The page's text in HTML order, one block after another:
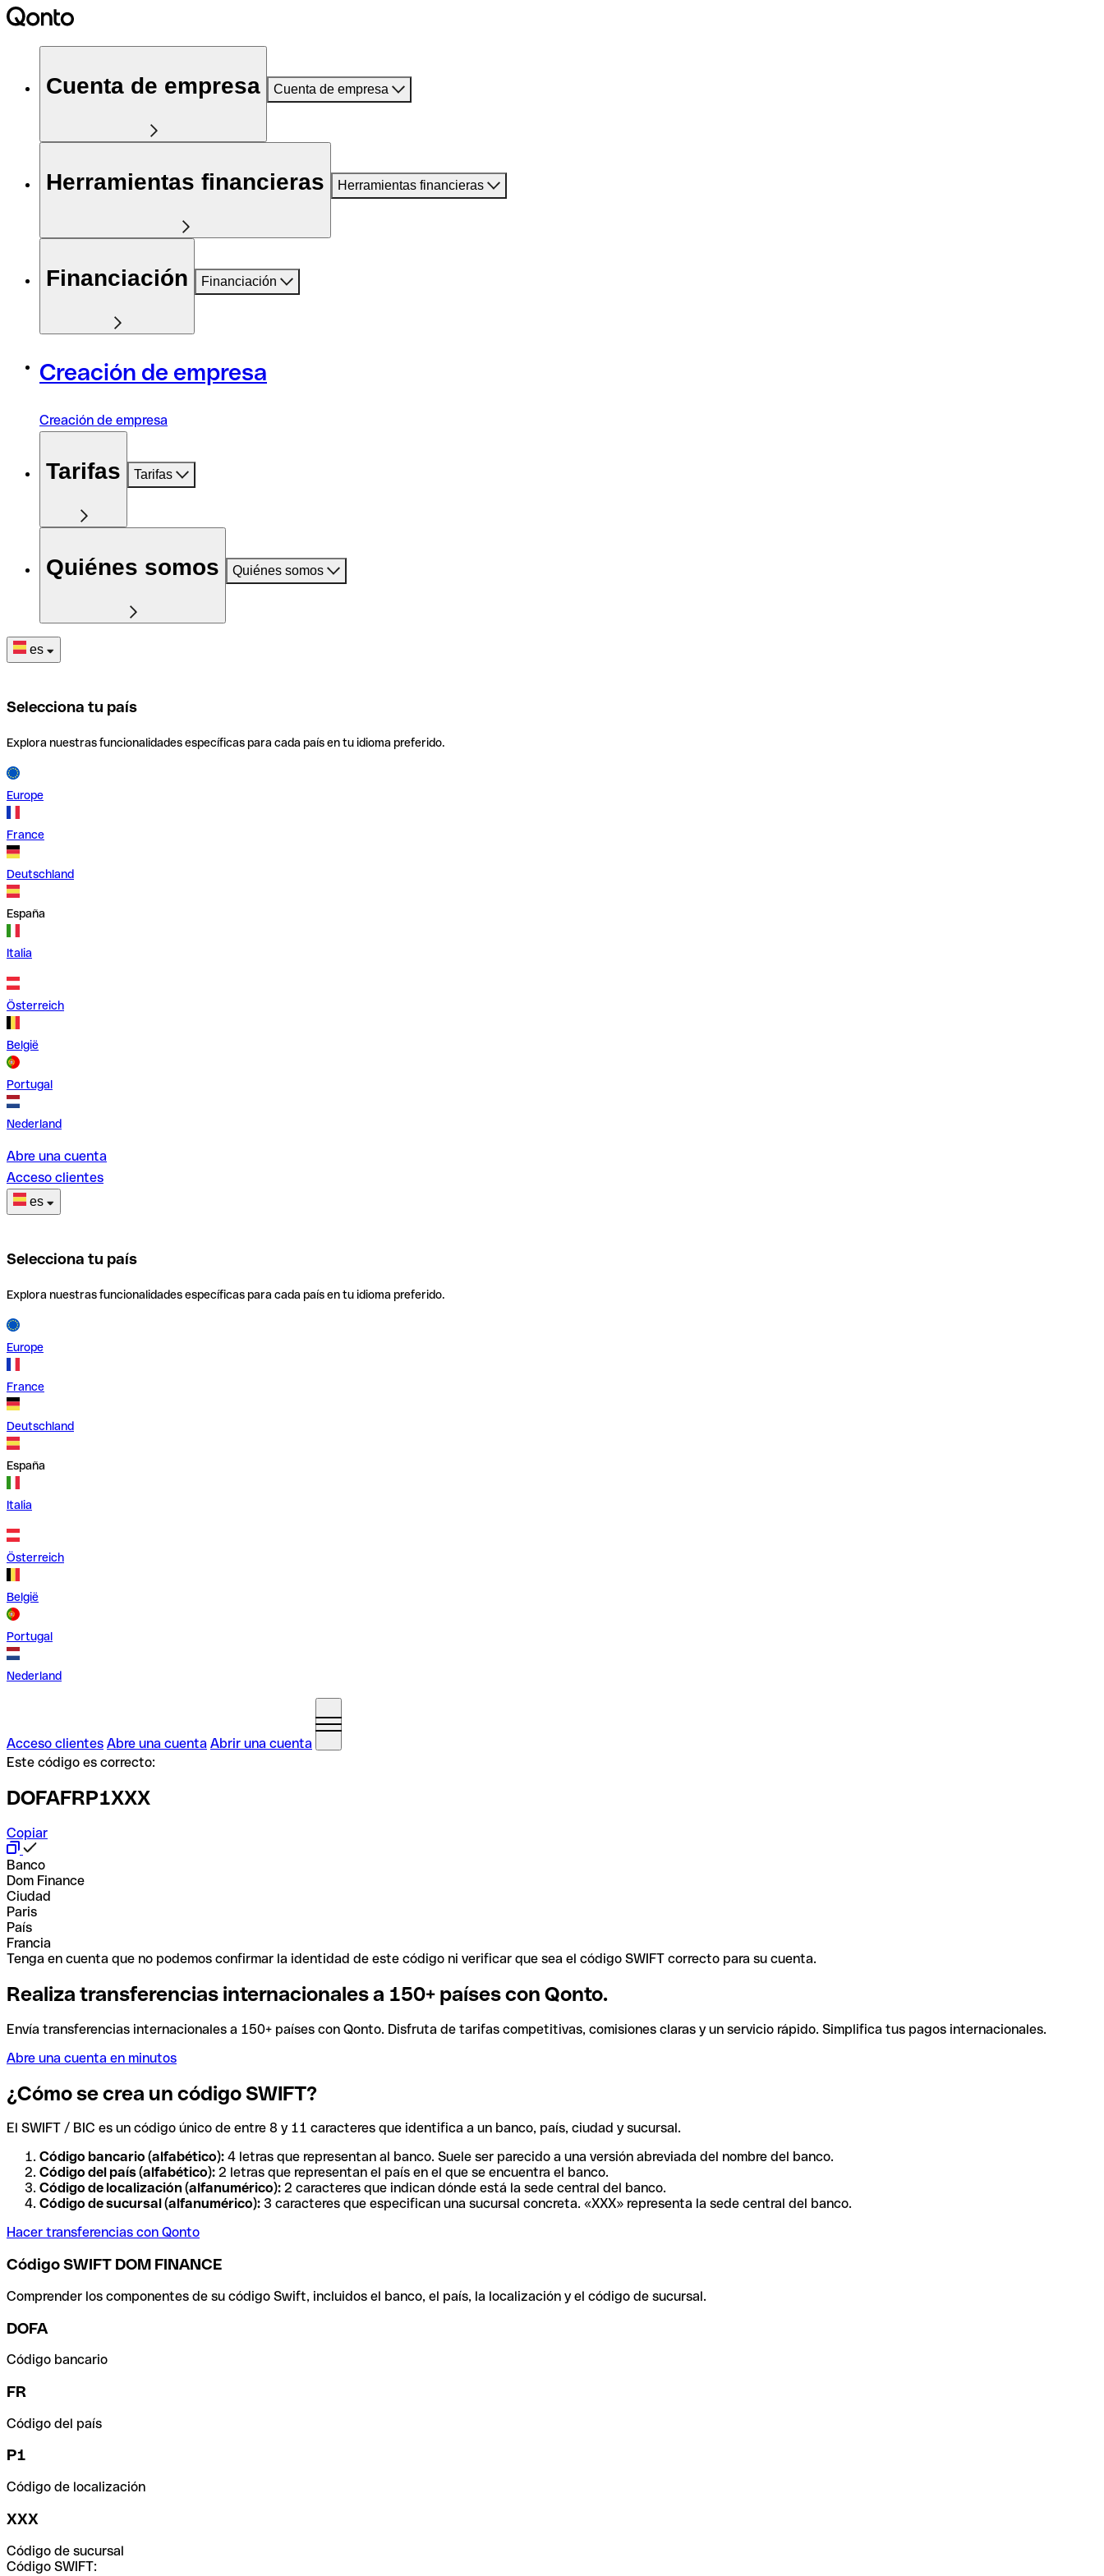
Cuenta de empresa Cuenta de empresa
Herramientas financieras Herramientas financieras
Financiación Financiación
Creación de empresa
Creación de empresa
Tarifas Tarifas
Quiénes somos Quiénes somos
es
Selecciona tu país
Explora nuestras funcionalidades específicas para cada país en tu idioma preferido.
Europe
France
Deutschland
España
Italia
Österreich
België
Portugal
Nederland
Abre una cuenta
Acceso clientes
es
Selecciona tu país
Explora nuestras funcionalidades específicas para cada país en tu idioma preferido.
Europe
France
Deutschland
España
Italia
Österreich
België
Portugal
Nederland
Acceso clientes Abre una cuenta Abrir una cuenta
Este código es correcto:
DOFAFRP1XXX
Copiar
Banco
Dom Finance
Ciudad
Paris
País
Francia
Tenga en cuenta que no podemos confirmar la identidad de este código ni verificar que sea el código SWIFT correcto para su cuenta.
Realiza transferencias internacionales a 150+ países con Qonto.
Envía transferencias internacionales a 150+ países con Qonto. Disfruta de tarifas competitivas, comisiones claras y un servicio rápido. Simplifica tus pagos internacionales.
Abre una cuenta en minutos
¿Cómo se crea un código SWIFT?
El SWIFT / BIC es un código único de entre 8 y 11 caracteres que identifica a un banco, país, ciudad y sucursal.
Código bancario (alfabético): 4 letras que representan al banco. Suele ser parecido a una versión abreviada del nombre del banco.
Código del país (alfabético): 2 letras que representan el país en el que se encuentra el banco.
Código de localización (alfanumérico): 2 caracteres que indican dónde está la sede central del banco.
Código de sucursal (alfanumérico): 3 caracteres que especifican una sucursal concreta. «XXX» representa la sede central del banco.
Hacer transferencias con Qonto
Código SWIFT DOM FINANCE
Comprender los componentes de su código Swift, incluidos el banco, el país, la localización y el código de sucursal.
DOFA
Código bancario
FR
Código del país
P1
Código de localización
XXX
Código de sucursal
Código SWIFT: